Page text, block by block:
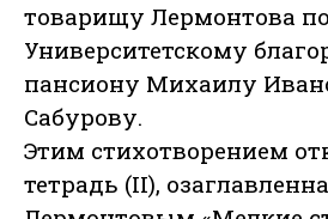
товарищу Лермонтова по
Университетскому
пансиону Михаилу
Сабурову.
Этим стихотворением
тетрадь (II),